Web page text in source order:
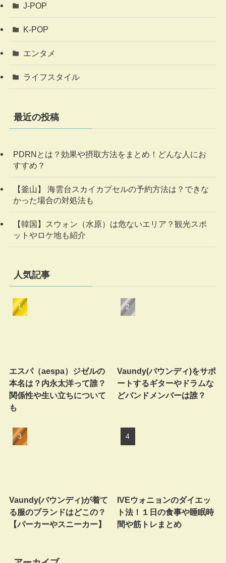
J-POP
K-POP
エンタメ
ライフスタイル
最近の投稿
PDRNとは？効果や摂取方法をまとめ！どんな人にお
すすめ？
【釜山】 海雲台スカイカプセルの予約方法は？できな
かった場合の対処法も
【韓国】スウォン（水原）は危ないエリア？観光スポ
ットやロケ地も紹介
人気記事
エスパ（aespa）ジゼルの
本名は？内永太洋って誰？
関係性や生い立ちについて
も
Vaundy(バウンディ)をサポ
ートするギターやドラムな
どバンドメンバーは誰？
Vaundy(バウンディ)が着て
る服のブランドはどこの？
【パーカーやスニーカー】
IVEウォニョンのダイエッ
ト法！１日の食事や睡眠時
間や筋トレまとめ